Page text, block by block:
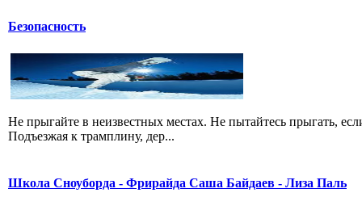
Безопасность
Не прыгайте в неизвестных местах. Не пытайтесь прыгать,
Подъезжая к трамплину, дер...
Школа Сноуборда - Фрирайда Саша Байдаев - Лиза Паль